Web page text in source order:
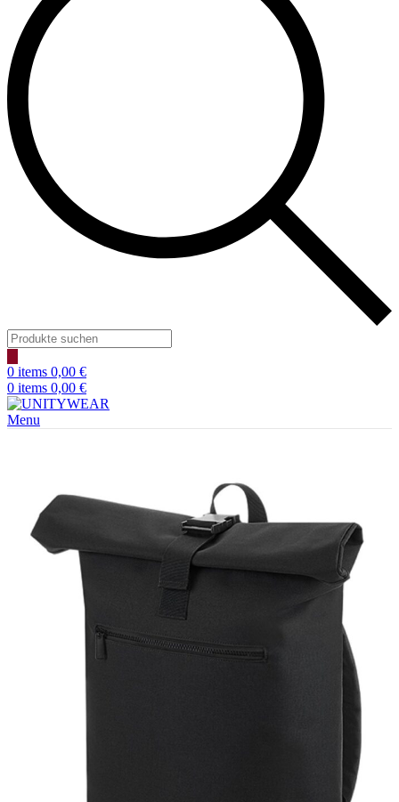
0 items 0,00 €
0 items 0,00 €
Menu